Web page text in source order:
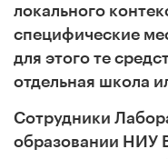
локального
специфические
для этого те
отдельная школа
Сотрудники
образовании НИУ